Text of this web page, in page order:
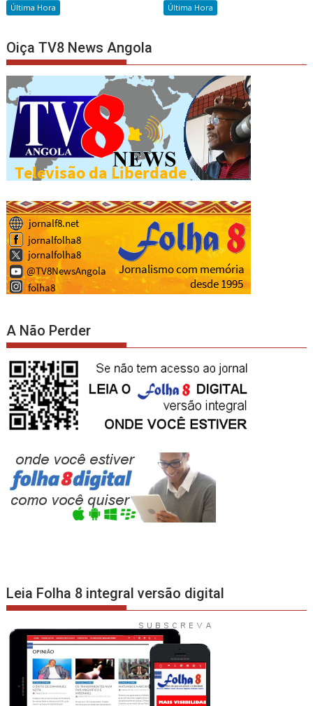
Última Hora Última Hora
Oiça TV8 News Angola
A Não Perder
Leia Folha 8 integral versão digital